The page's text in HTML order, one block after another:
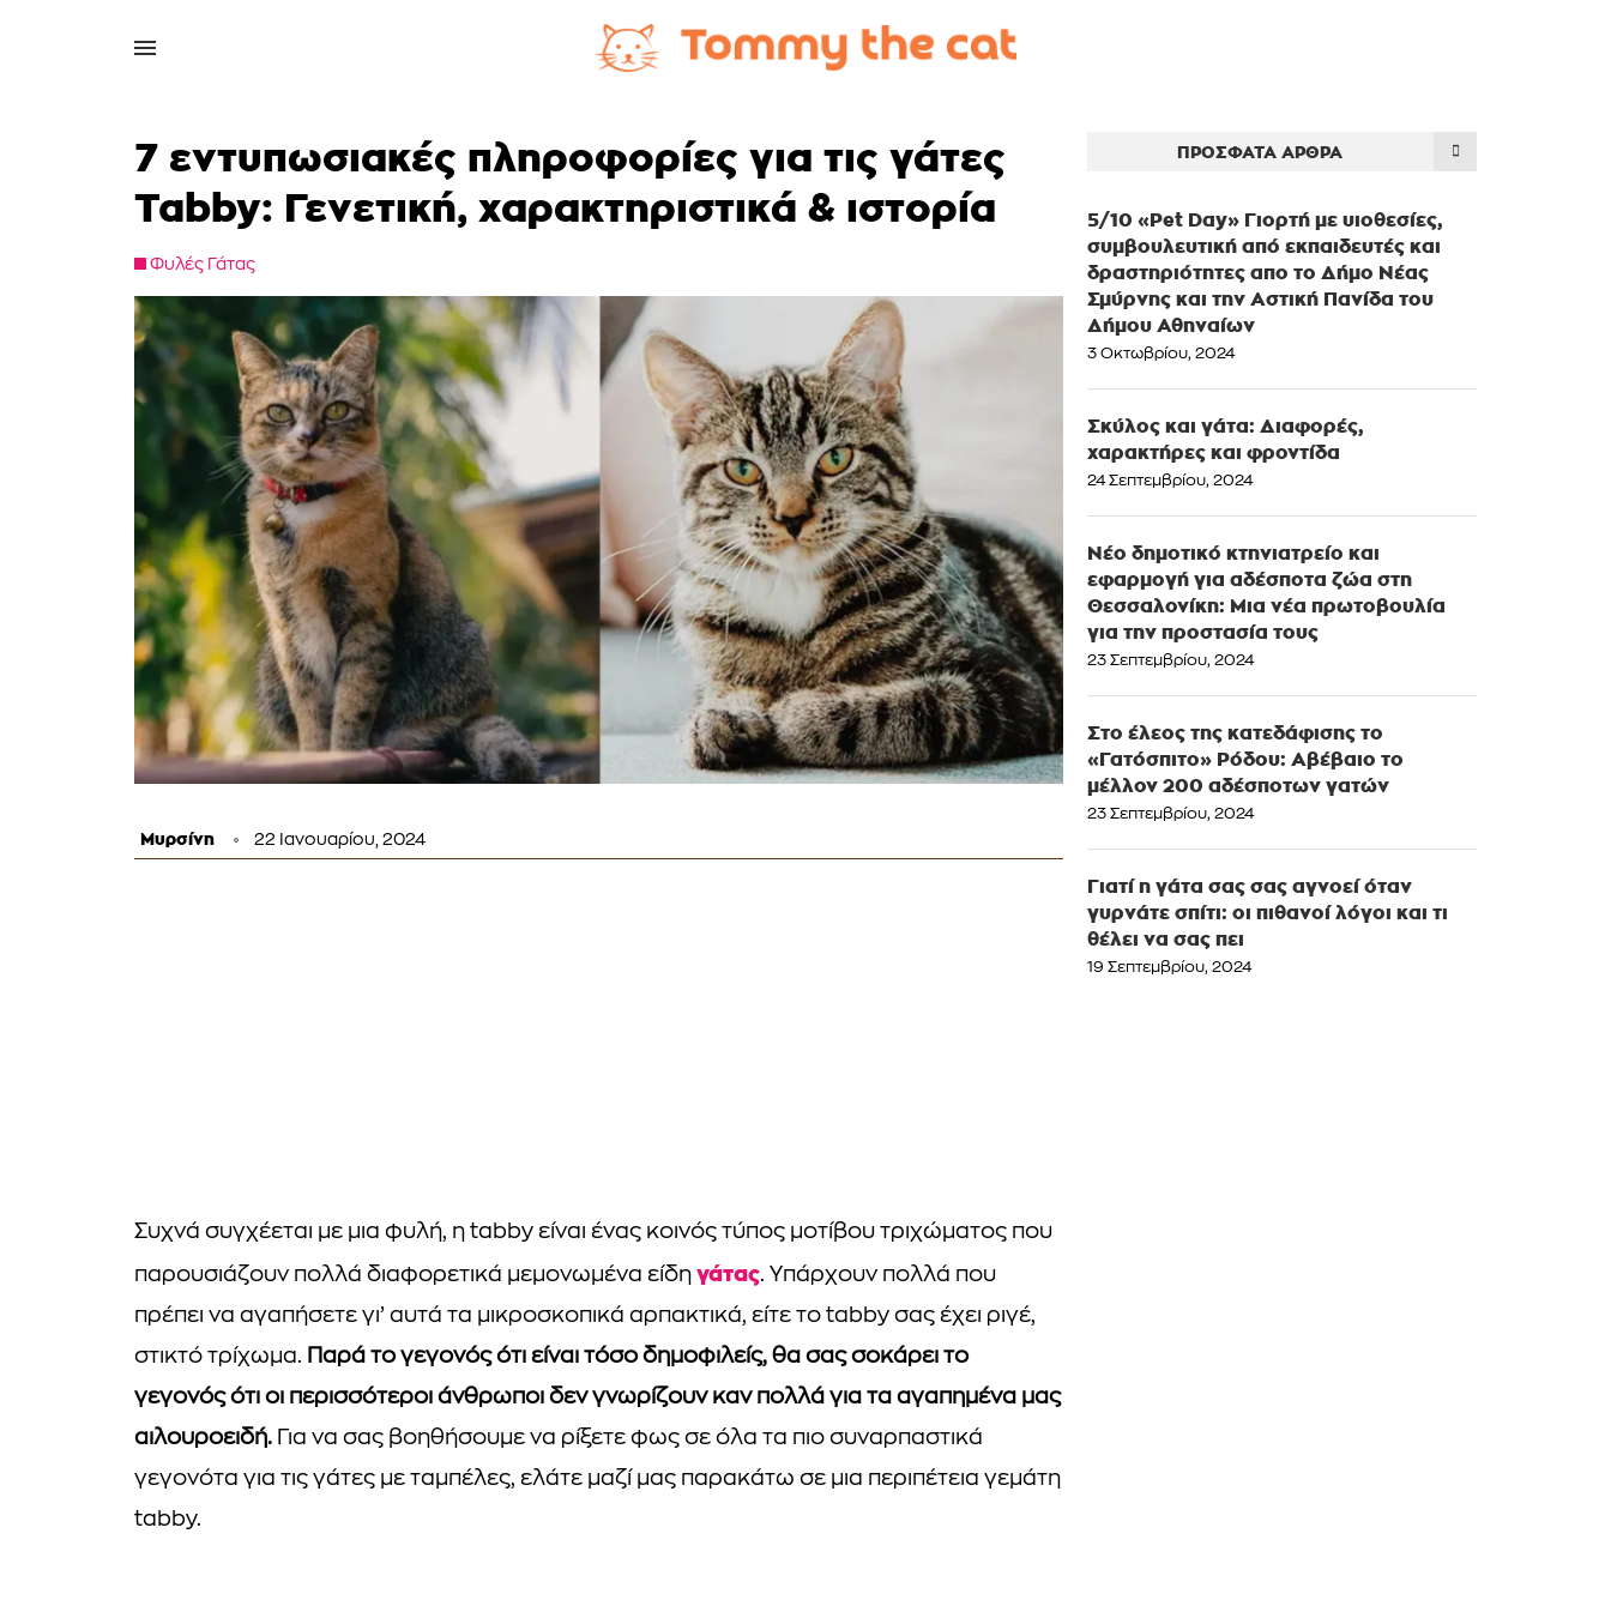
7 εντυπωσιακές πληροφορίες για τις γάτες
Tabby: Γενετική, χαρακτηριστικά & ιστορία
Φυλές Γάτας
Μυρσίνη 22 Ιανουαρίου, 2024
Συχνά συγχέεται με μια φυλή, η tabby είναι ένας κοινός τύπος μοτίβου τριχώματος που
παρουσιάζουν πολλά διαφορετικά μεμονωμένα είδη γάτας. Υπάρχουν πολλά που
πρέπει να αγαπήσετε γι’ αυτά τα μικροσκοπικά αρπακτικά, είτε το tabby σας έχει ριγέ,
στικτό τρίχωμα. Παρά το γεγονός ότι είναι τόσο δημοφιλείς, θα σας σοκάρει το
γεγονός ότι οι περισσότεροι άνθρωποι δεν γνωρίζουν καν πολλά για τα αγαπημένα μας
αιλουροειδή. Για να σας βοηθήσουμε να ρίξετε φως σε όλα τα πιο συναρπαστικά
γεγονότα για τις γάτες με ταμπέλες, ελάτε μαζί μας παρακάτω σε μια περιπέτεια γεμάτη
tabby.
ΠΡΌΣΦΑΤΑ ΆΡΘΡΑ
5/10 «Pet Day» Γιορτή με υιοθεσίες,
συμβουλευτική από εκπαιδευτές και
δραστηριότητες απο το Δήμο Νέας
Σμύρνης και την Αστική Πανίδα του
Δήμου Αθηναίων
3 Οκτωβρίου, 2024
Σκύλος και γάτα: Διαφορές,
χαρακτήρες και φροντίδα
24 Σεπτεμβρίου, 2024
Νέο δημοτικό κτηνιατρείο και
εφαρμογή για αδέσποτα ζώα στη
Θεσσαλονίκη: Μια νέα πρωτοβουλία
για την προστασία τους
23 Σεπτεμβρίου, 2024
Στο έλεος της κατεδάφισης το
«Γατόσπιτο» Ρόδου: Αβέβαιο το
μέλλον 200 αδέσποτων γατών
23 Σεπτεμβρίου, 2024
Γιατί η γάτα σας σας αγνοεί όταν
γυρνάτε σπίτι: οι πιθανοί λόγοι και τι
θέλει να σας πει
19 Σεπτεμβρίου, 2024